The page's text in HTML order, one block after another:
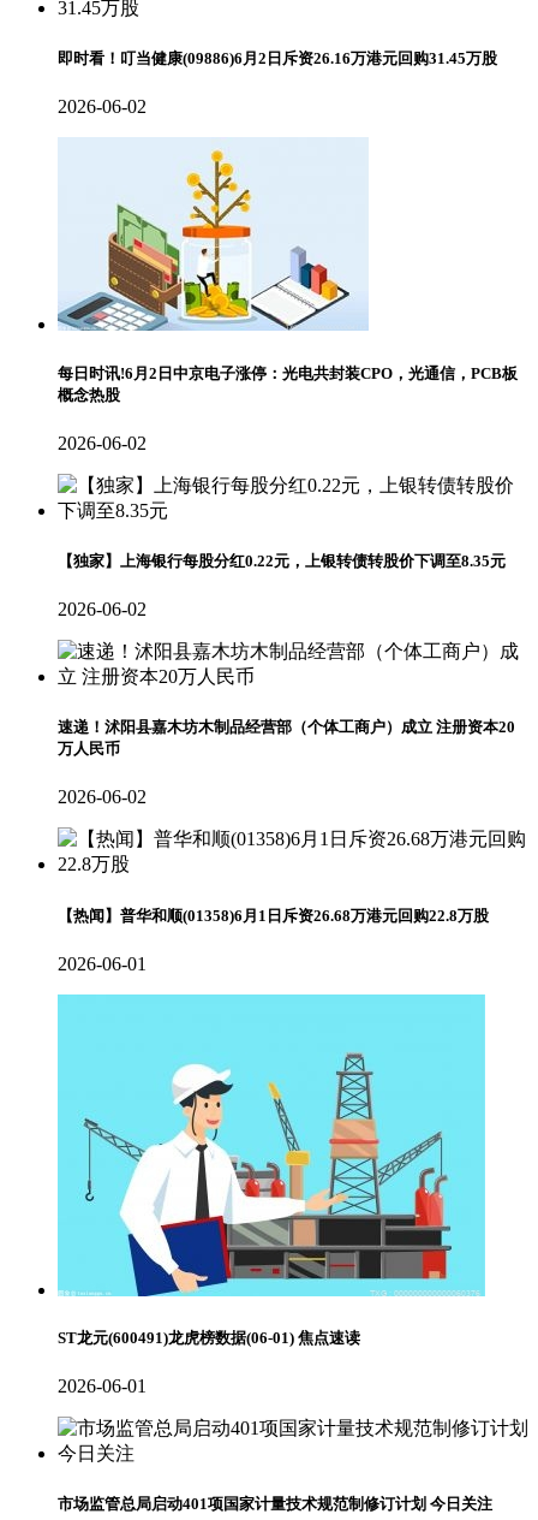
即时看！叮当健康(09886)6月2日斥资26.16万港元回购31.45万股
2026-06-02
每日时讯!6月2日中京电子涨停：光电共封装CPO，光通信，PCB板
概念热股
2026-06-02
【独家】上海银行每股分红0.22元，上银转债转股价下调至8.35元
2026-06-02
速递！沭阳县嘉木坊木制品经营部（个体工商户）成立 注册资本20
万人民币
2026-06-02
【热闻】普华和顺(01358)6月1日斥资26.68万港元回购22.8万股
2026-06-01
ST龙元(600491)龙虎榜数据(06-01) 焦点速读
2026-06-01
市场监管总局启动401项国家计量技术规范制修订计划 今日关注